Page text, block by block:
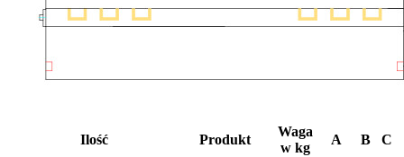
Ilość Produkt
Waga
w kg
A B C